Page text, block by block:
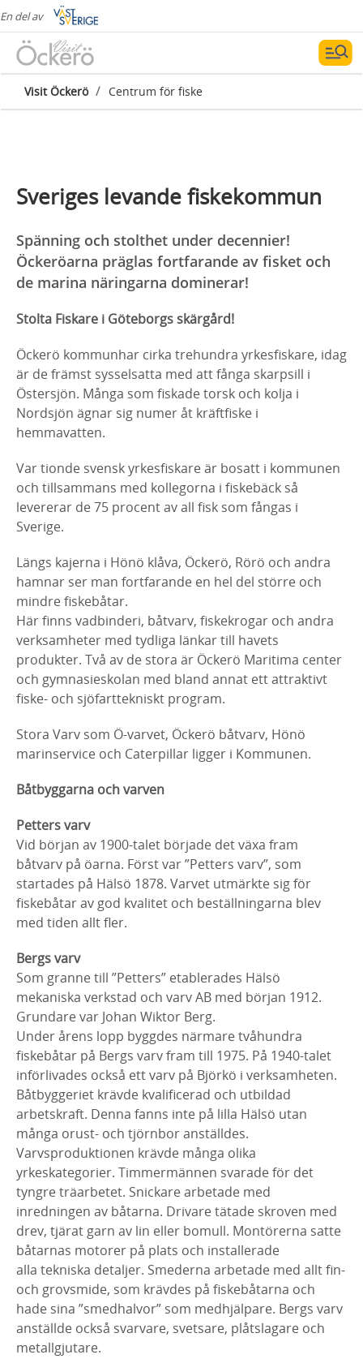
En del av
Visit Öckerö / Centrum för fiske
Sveriges levande fiskekommun
Spänning och stolthet under decennier!
Öckeröarna präglas fortfarande av fisket och
de marina näringarna dominerar!
Stolta Fiskare i Göteborgs skärgård!
Öckerö kommunhar cirka trehundra yrkesfiskare, idag
är de främst sysselsatta med att fånga skarpsill i
Östersjön. Många som fiskade torsk och kolja i
Nordsjön ägnar sig numer åt kräftfiske i
hemmavatten.
Var tionde svensk yrkesfiskare är bosatt i kommunen
och tillsammans med kollegorna i fiskebäck så
levererar de 75 procent av all fisk som fångas i
Sverige.
Längs kajerna i Hönö klåva, Öckerö, Rörö och andra
hamnar ser man fortfarande en hel del större och
mindre fiskebåtar.
Här finns vadbinderi, båtvarv, fiskekrogar och andra
verksamheter med tydliga länkar till havets
produkter. Två av de stora är Öckerö Maritima center
och gymnasieskolan med bland annat ett attraktivt
fiske- och sjöfarttekniskt program.
Stora Varv som Ö-varvet, Öckerö båtvarv, Hönö
marinservice och Caterpillar ligger i Kommunen.
Båtbyggarna och varven
Petters varv
Vid början av 1900-talet började det växa fram
båtvarv på öarna. Först var ”Petters varv”, som
startades på Hälsö 1878. Varvet utmärkte sig för
fiskebåtar av god kvalitet och beställningarna blev
med tiden allt fler.
Bergs varv
Som granne till ”Petters” etablerades Hälsö
mekaniska verkstad och varv AB med början 1912.
Grundare var Johan Wiktor Berg.
Under årens lopp byggdes närmare tvåhundra
fiskebåtar på Bergs varv fram till 1975. På 1940-talet
införlivades också ett varv på Björkö i verksamheten.
Båtbyggeriet krävde kvalificerad och utbildad
arbetskraft. Denna fanns inte på lilla Hälsö utan
många orust- och tjörnbor anställdes.
Varvsproduktionen krävde många olika
yrkeskategorier. Timmermännen svarade för det
tyngre träarbetet. Snickare arbetade med
inredningen av båtarna. Drivare tätade skroven med
drev, tjärat garn av lin eller bomull. Montörerna satte
båtarnas motorer på plats och installerade
alla tekniska detaljer. Smederna arbetade med allt fin-
och grovsmide, som krävdes på fiskebåtarna och
hade sina ”smedhalvor” som medhjälpare. Bergs varv
anställde också svarvare, svetsare, plåtslagare och
metallgjutare.